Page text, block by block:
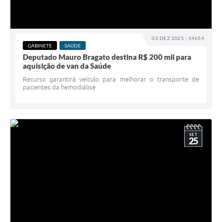
03 DEZ 2025 - 14h54
GABINETE SAÚDE
Deputado Mauro Bragato destina R$ 200 mil para
aquisição de van da Saúde
Recurso garantirá veículo para melhorar o transporte de
pacientes da hemodiálise
SET
25